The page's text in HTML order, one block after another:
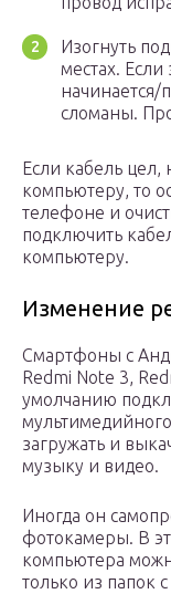
Изогнуть
местах.
начинается/
сломаны.
Если кабель цел,
компьютеру, то
телефоне и
подключить
компьютеру.
Изменение
Смартфоны с
Redmi Note 3,
умолчанию
загружать и
музыку и видео.
Иногда он
фотокамеры. В
компьютера
только из папок